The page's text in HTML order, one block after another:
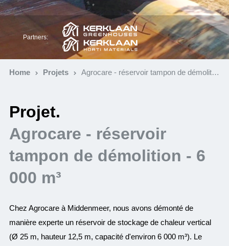
Partners:
Home Projets Agrocare - réservoir tampon de démolition - 6 000 m³
Projet.
Agrocare - réservoir
tampon de démolition - 6
000 m³
Chez Agrocare à Middenmeer, nous avons démonté de
manière experte un réservoir de stockage de chaleur vertical
(Ø 25 m, hauteur 12,5 m, capacité d'environ 6 000 m³). Le